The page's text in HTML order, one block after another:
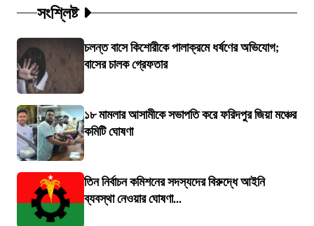
সংশ্লিষ্ট
চলন্ত বাসে কিশোরীকে পালাক্রমে ধর্ষণের অভিযোগ;
বাসের চালক গ্রেফতার
১৮ মামলার আসামীকে সভাপতি করে ফরিদপুর জিয়া মঞ্চের
কমিটি ঘোষণা
তিন নির্বাচন কমিশনের সদস্যদের বিরুদ্ধে আইনি
ব্যবস্থা নেওয়ার ঘোষণা...